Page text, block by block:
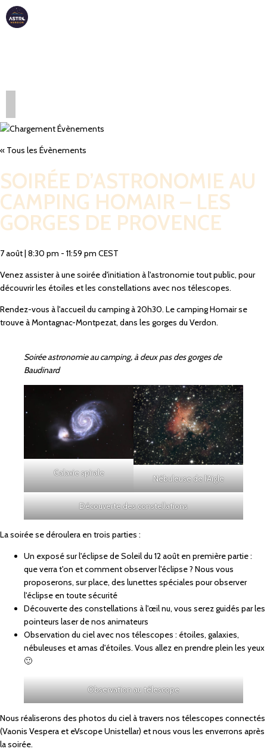
« Tous les Évènements
SOIRÉE D’ASTRONOMIE AU
CAMPING HOMAIR – LES
GORGES DE PROVENCE
7 août 8:30 pm - 11:59 pm CEST
Venez assister à une soirée d'initiation à l'astronomie tout public, pour
découvrir les étoiles et les constellations avec nos télescopes.
Rendez-vous à l'accueil du camping à 20h30. Le camping Homair se
trouve à Montagnac-Montpezat, dans les gorges du Verdon.
Soirée astronomie au camping, à deux pas des gorges de
Baudinard
Galaxie spirale
Nébuleuse de l'Aigle
Découverte des constellations
La soirée se déroulera en trois parties :
Un exposé sur l'éclipse de Soleil du 12 août en première partie :
que verra t'on et comment observer l'éclipse ? Nous vous
proposerons, sur place, des lunettes spéciales pour observer
l'éclipse en toute sécurité
Découverte des constellations à l'œil nu, vous serez guidés par les
pointeurs laser de nos animateurs
Observation du ciel avec nos télescopes : étoiles, galaxies,
nébuleuses et amas d'étoiles. Vous allez en prendre plein les yeux
🙂
Observation au télescope
Nous réaliserons des photos du ciel à travers nos télescopes connectés
(Vaonis Vespera et eVscopeUnistellar) et nous vous les enverrons après
la soirée.